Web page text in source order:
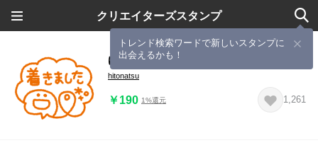
クリエイターズスタンプ
トレンド検索ワードで新しいスタンプに
出会えるかも！
ゆる線画◎カラフルメッセージ #5
hitonatsu
￥190 1%還元 1,261